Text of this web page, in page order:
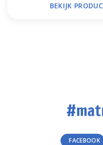
BEKIJK
FACEBOOK